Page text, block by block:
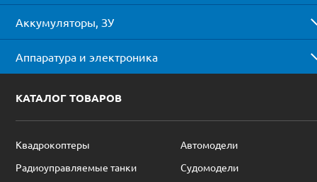
Аккумуляторы, ЗУ
Аппаратура и электроника
КАТАЛОГ ТОВАРОВ
Квадрокоптеры
Автомодели
Радиоуправляемые танки
Судомодели